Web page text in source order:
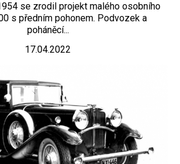
se zrodil projekt malého osobního
s předním pohonem. Podvozek a
poháněcí...
17.04.2022